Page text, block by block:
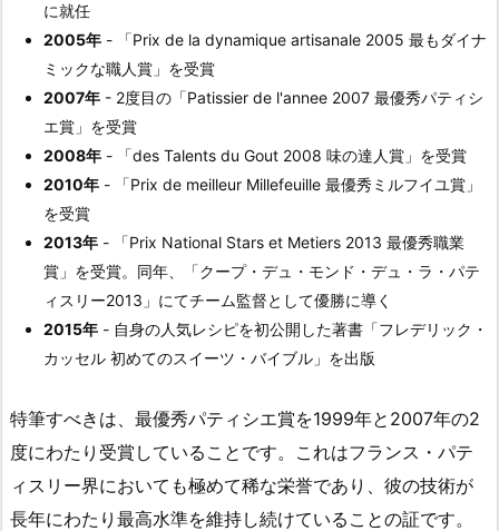
に就任
2005年 - 「Prix de la dynamique artisanale 2005 最もダイナ
ミックな職人賞」を受賞
2007年 - 2度目の「Patissier de l'annee 2007 最優秀パティシ
エ賞」を受賞
2008年 - 「des Talents du Gout 2008 味の達人賞」を受賞
2010年 - 「Prix de meilleur Millefeuille 最優秀ミルフイユ賞」
を受賞
2013年 - 「Prix National Stars et Metiers 2013 最優秀職業
賞」を受賞。同年、「クープ・デュ・モンド・デュ・ラ・パテ
ィスリー2013」にてチーム監督として優勝に導く
2015年 - 自身の人気レシピを初公開した著書「フレデリック・
カッセル 初めてのスイーツ・バイブル」を出版
特筆すべきは、最優秀パティシエ賞を1999年と2007年の2
度にわたり受賞していることです。これはフランス・パテ
ィスリー界においても極めて稀な栄誉であり、彼の技術が
長年にわたり最高水準を維持し続けていることの証です。